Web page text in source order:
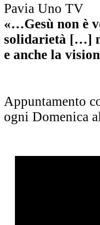
Pavia Uno TV
«…Gesù non è
solidarietà […]
e anche la
Appuntamento
ogni Domenica